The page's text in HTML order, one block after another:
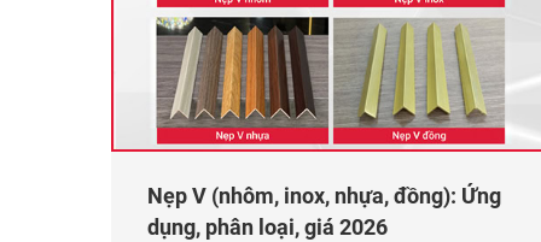
Nẹp V (nhôm, inox, nhựa, đồng): Ứng
dụng, phân loại, giá 2026